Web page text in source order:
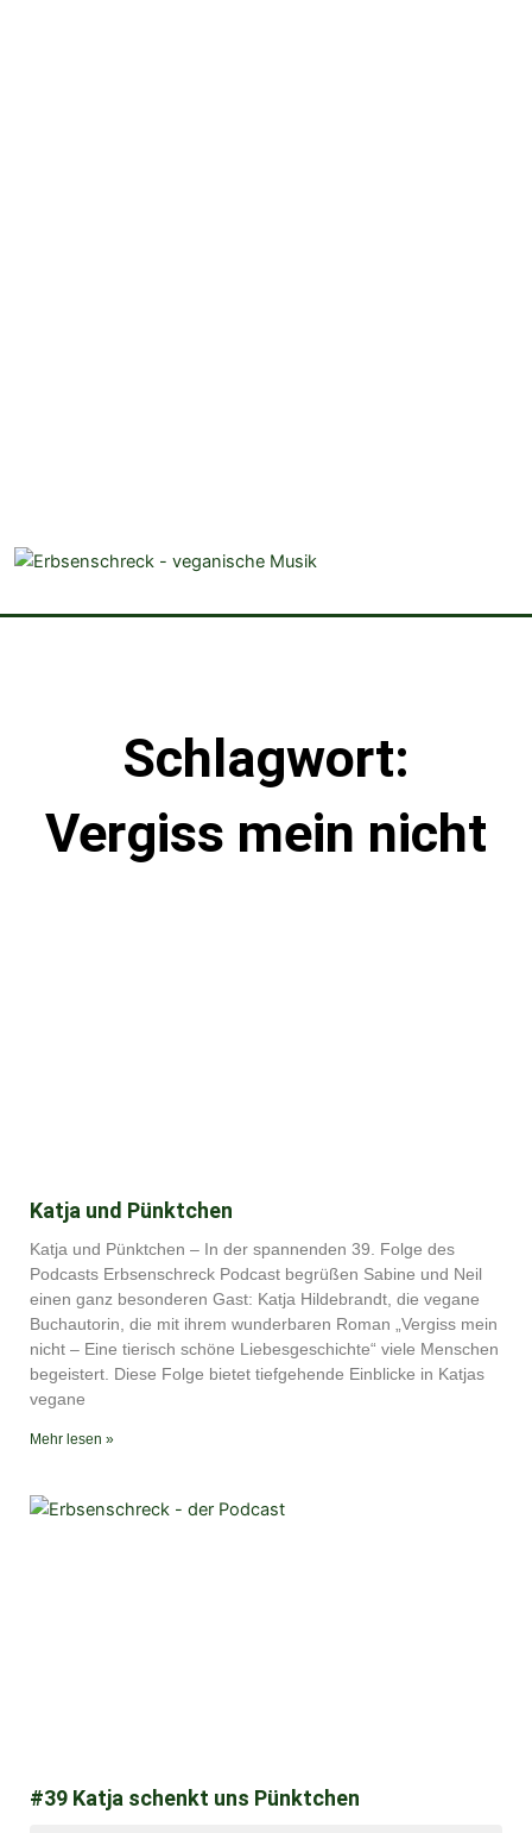
Schlagwort:
Vergiss mein nicht
Katja und Pünktchen
Katja und Pünktchen – In der spannenden 39. Folge des
Podcasts Erbsenschreck Podcast begrüßen Sabine und Neil
einen ganz besonderen Gast: Katja Hildebrandt, die vegane
Buchautorin, die mit ihrem wunderbaren Roman „Vergiss mein
nicht – Eine tierisch schöne Liebesgeschichte“ viele Menschen
begeistert. Diese Folge bietet tiefgehende Einblicke in Katjas
vegane
Mehr lesen »
#39 Katja schenkt uns Pünktchen